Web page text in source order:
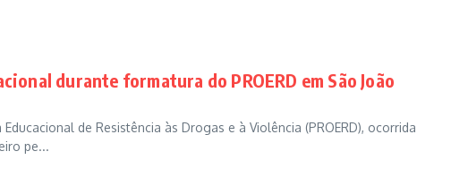
durante formatura do PROERD em São João
de Resistência às Drogas e à Violência (PROERD), ocorrida
pe...